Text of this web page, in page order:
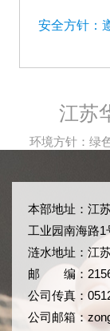
安全方针：
江苏
环境方针：绿
本部地址：江
工业园南海路1
涟水地址：江
邮 编：
公司传真：
公司邮箱：